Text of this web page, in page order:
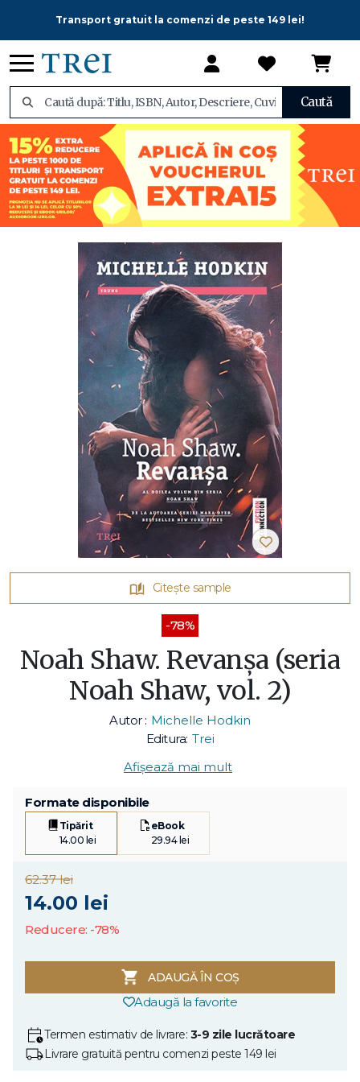
Transport gratuit la comenzi de peste 149 lei!
Caută
Citește sample
-78%
Noah Shaw. Revanșa (seria
Noah Shaw, vol. 2)
Autor : Michelle Hodkin
Editura: Trei
Afișează mai mult
Formate disponibile
Tipărit
14.00 lei
eBook
29.94 lei
62.37 lei
14.00 lei
Reducere: -78%
ADAUGĂ ÎN COȘ
Adaugă la favorite
Termen estimativ de livrare: 3-9 zile lucrătoare
Livrare gratuită pentru comenzi peste 149 lei